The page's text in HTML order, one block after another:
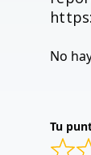
No
Tu